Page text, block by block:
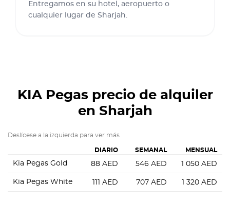
Entregamos en su hotel, aeropuerto o
cualquier lugar de Sharjah.
KIA Pegas precio de alquiler
en Sharjah
Deslícese a la izquierda para ver más
DIARIO SEMANAL MENSUAL
Kia Pegas Gold 88 AED 546 AED 1 050 AED
Kia Pegas White AED 707 AED 1 320 AED